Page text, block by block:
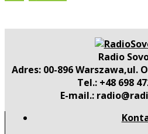
Radio
Adres: 00-896 Warszawa,ul.
Tel.: +48 698
E-mail.: